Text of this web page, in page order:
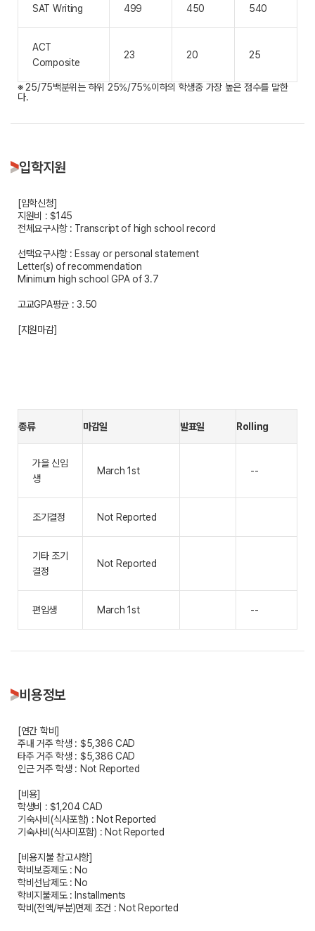
SAT Writing 499 450 540
ACT
Composite
23 20 25
※ 25/75백분위는 하위 25%/75%이하의 학생중 가장 높은 점수를 말한
다.
입학지원
[입학신청]
지원비 : $145
전체요구사항 : Transcript of high school record
선택요구사항 : Essay or personal statement
Letter(s) of recommendation
Minimum high school GPA of 3.7
고교GPA평균 : 3.50
[지원마감]
종류 마감일 발표일 Rolling
가을 신입
생
March 1st --
조기결정 Not Reported
기타 조기
결정
Not Reported
편입생 March 1st --
비용정보
[연간 학비]
주내 거주 학생 : $5,386 CAD
타주 거주 학생 : $5,386 CAD
인근 거주 학생 : Not Reported
[비용]
학생비 : $1,204 CAD
기숙사비(식사포함) : Not Reported
기숙사비(식사미포함) : Not Reported
[비용지불 참고사항]
학비보증제도 : No
학비선납제도 : No
학비지불제도 : Installments
학비(전액/부분)면제 조건 : Not Reported